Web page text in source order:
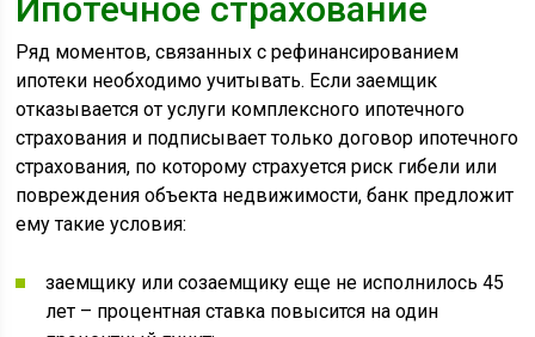
Ипотечное страхование
Ряд моментов, связанных с рефинансированием
ипотеки необходимо учитывать. Если заемщик
отказывается от услуги комплексного ипотечного
страхования и подписывает только договор ипотечного
страхования, по которому страхуется риск гибели или
повреждения объекта недвижимости, банк предложит
ему такие условия:
заемщику или созаемщику еще не исполнилось 45
лет – процентная ставка повысится на один